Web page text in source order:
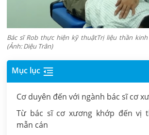
Bác sĩ Rob thực hiện kỹ thuậtTrị liệu thần
(Ảnh: Diệu Trân)
Mục lục
Cơ duyên đến với ngành bác sĩ cơ
Từ bác sĩ cơ xương khớp đến vị
mẫn cán